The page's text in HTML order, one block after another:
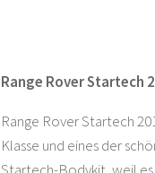
Range Rover Startech
Range Rover Startech
Klasse und eines der